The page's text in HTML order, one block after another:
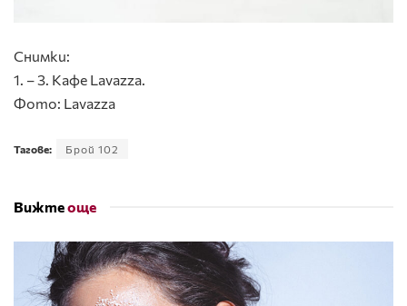
Снимки:
1. – 3. Кафе Lavazza.
Фото: Lavazza
Тагове: Брой 102
Вижтеоще